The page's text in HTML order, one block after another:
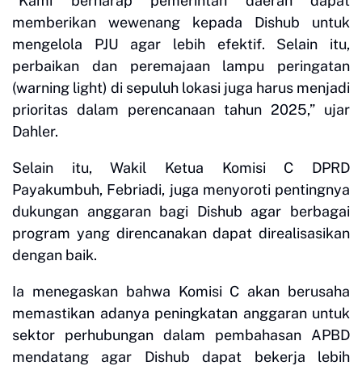
memberikan wewenang kepada Dishub untuk
mengelola PJU agar lebih efektif. Selain itu,
perbaikan dan peremajaan lampu peringatan
(warning light) di sepuluh lokasi juga harus menjadi
prioritas dalam perencanaan tahun 2025,” ujar
Dahler.
Selain itu, Wakil Ketua Komisi C DPRD
Payakumbuh, Febriadi, juga menyoroti pentingnya
dukungan anggaran bagi Dishub agar berbagai
program yang direncanakan dapat direalisasikan
dengan baik.
Ia menegaskan bahwa Komisi C akan berusaha
memastikan adanya peningkatan anggaran untuk
sektor perhubungan dalam pembahasan APBD
mendatang agar Dishub dapat bekerja lebih